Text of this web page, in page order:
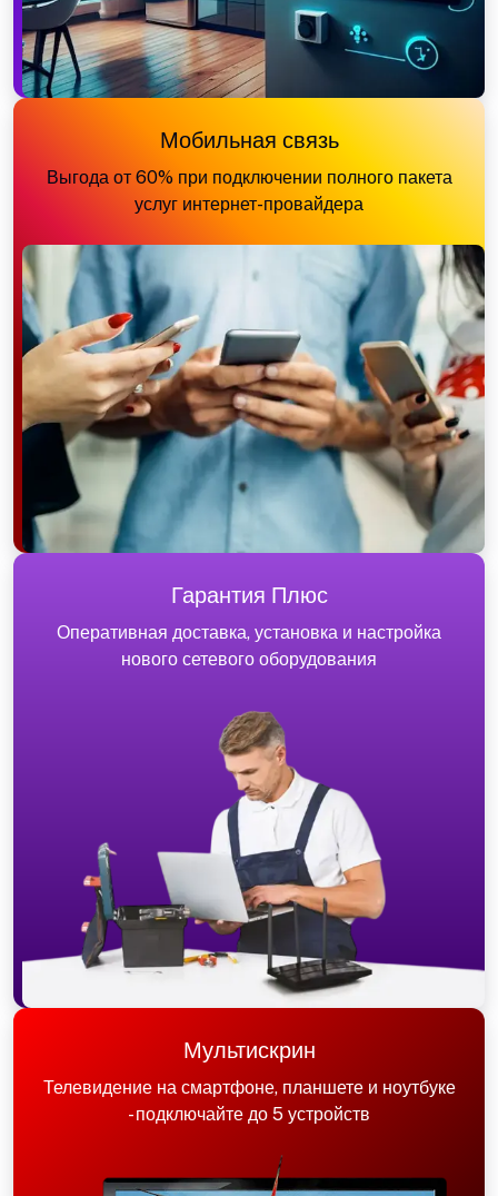
Мобильная связь
Выгода от 60% при подключении полного пакета
услуг интернет-провайдера
Гарантия Плюс
Оперативная доставка, установка и настройка
нового сетевого оборудования
Мультискрин
Телевидение на смартфоне, планшете и ноутбуке
- подключайте до 5 устройств